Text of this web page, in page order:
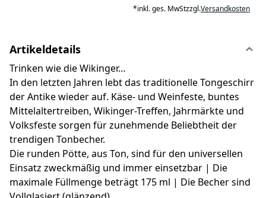
*inkl. ges. MwStzzgl.Versandkosten
Artikeldetails
Trinken wie die Wikinger…
In den letzten Jahren lebt das traditionelle Tongeschirr
der Antike wieder auf. Käse- und Weinfeste, buntes
Mittelaltertreiben, Wikinger-Treffen, Jahrmärkte und
Volksfeste sorgen für zunehmende Beliebtheit der
trendigen Tonbecher.
Die runden Pötte, aus Ton, sind für den universellen
Einsatz zweckmäßig und immer einsetzbar | Die
maximale Füllmenge beträgt 175 ml | Die Becher sind